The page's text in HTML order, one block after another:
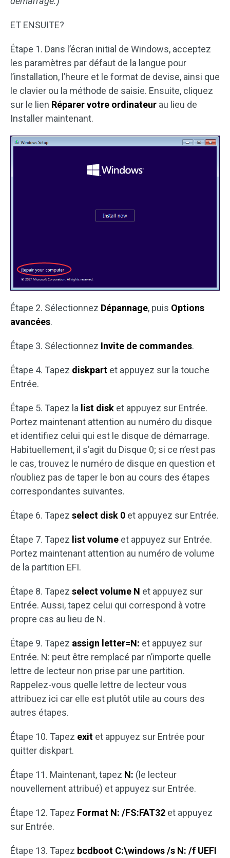
ET ENSUITE?
Étape 1. Dans l’écran initial de Windows, acceptez
les paramètres par défaut de la langue pour
l’installation, l’heure et le format de devise, ainsi que
le clavier ou la méthode de saisie. Ensuite, cliquez
sur le lien Réparer votre ordinateur au lieu de
Installer maintenant.
Étape 2. Sélectionnez Dépannage, puis Options
avancées.
Étape 3. Sélectionnez Invite de commandes.
Étape 4. Tapez diskpart et appuyez sur la touche
Entrée.
Étape 5. Tapez la list disk et appuyez sur Entrée.
Portez maintenant attention au numéro du disque
et identifiez celui qui est le disque de démarrage.
Habituellement, il s’agit du Disque 0; si ce n’est pas
le cas, trouvez le numéro de disque en question et
n’oubliez pas de taper le bon au cours des étapes
correspondantes suivantes.
Étape 6. Tapez select disk 0 et appuyez sur Entrée.
Étape 7. Tapez list volume et appuyez sur Entrée.
Portez maintenant attention au numéro de volume
de la partition EFI.
Étape 8. Tapez select volume N et appuyez sur
Entrée. Aussi, tapez celui qui correspond à votre
propre cas au lieu de N.
Étape 9. Tapez assign letter=N: et appuyez sur
Entrée. N: peut être remplacé par n’importe quelle
lettre de lecteur non prise par une partition.
Rappelez-vous quelle lettre de lecteur vous
attribuez ici car elle est plutôt utile au cours des
autres étapes.
Étape 10. Tapez exit et appuyez sur Entrée pour
quitter diskpart.
Étape 11. Maintenant, tapez N: (le lecteur
nouvellement attribué) et appuyez sur Entrée.
Étape 12. Tapez Format N: /FS:FAT32 et appuyez
sur Entrée.
Étape 13. Tapez bcdboot C:\windows /s N: /f UEFI